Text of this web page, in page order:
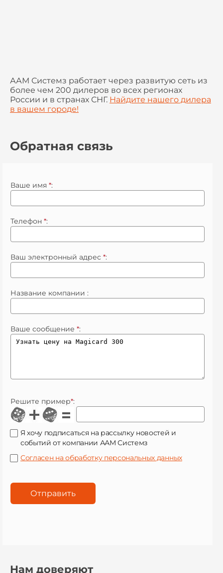
ААМ Системз работает через развитую сеть из
более чем 200 дилеров во всех регионах
России и в странах СНГ. Найдите нашего дилера
в вашем городе!
Обратная связь
Ваше имя *:
Телефон *:
Ваш электронный адрес *:
Название компании :
Ваше сообщение *:
Решите пример*:
Я хочу подписаться на рассылку новостей и
событий от компании ААМ Системз
Согласен на обработку персональных данных
Нам доверяют